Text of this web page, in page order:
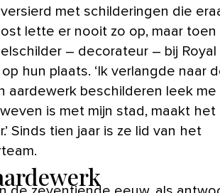
met schilderingen die
lette er nooit zo op, maar toen
– decorateur – bij
hun plaats. ‘Ik verlangde naar
aardewerk beschilderen leek
is met mijn stad, maakt het
Sinds tien jaar is ze lid van het